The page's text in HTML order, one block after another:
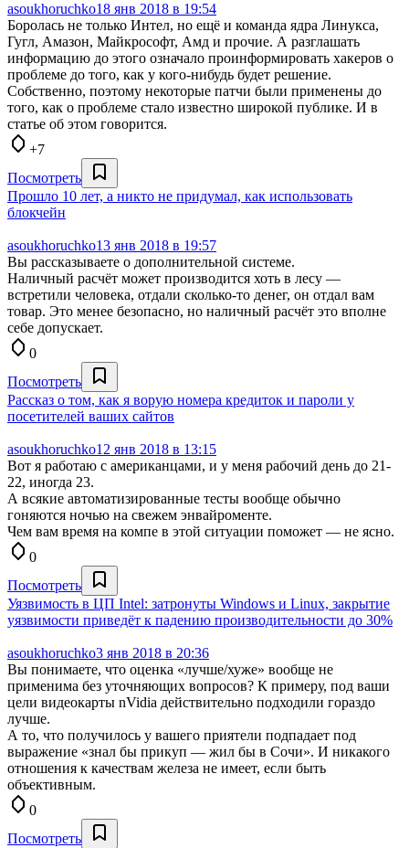
asoukhoruchko18 янв 2018 в 19:54
Боролась не только Интел, но ещё и команда ядра Линукса,
Гугл, Амазон, Майкрософт, Амд и прочие. А разглашать
информацию до этого означало проинформировать хакеров о
проблеме до того, как у кого-нибудь будет решение.
Собственно, поэтому некоторые патчи были применены до
того, как о проблеме стало известно широкой публике. И в
статье об этом говорится.
+7
Посмотреть
Прошло 10 лет, а никто не придумал, как использовать
блокчейн
asoukhoruchko13 янв 2018 в 19:57
Вы рассказываете о дополнительной системе.
Наличный расчёт может производится хоть в лесу —
встретили человека, отдали сколько-то денег, он отдал вам
товар. Это менее безопасно, но наличный расчёт это вполне
себе допускает.
0
Посмотреть
Рассказ о том, как я ворую номера кредиток и пароли у
посетителей ваших сайтов
asoukhoruchko12 янв 2018 в 13:15
Вот я работаю с американцами, и у меня рабочий день до 21-
22, иногда 23.
А всякие автоматизированные тесты вообще обычно
гоняются ночью на свежем энвайроменте.
Чем вам время на компе в этой ситуации поможет — не ясно.
0
Посмотреть
Уязвимость в ЦП Intel: затронуты Windows и Linux, закрытие
уязвимости приведёт к падению производительности до 30%
asoukhoruchko3 янв 2018 в 20:36
Вы понимаете, что оценка «лучше/хуже» вообще не
применима без уточняющих вопросов? К примеру, под ваши
цели видеокарты nVidia действительно подходили гораздо
лучше.
А то, что получилось у вашего приятели подпадает под
выражение «знал бы прикуп — жил бы в Сочи». И никакого
отношения к качествам железа не имеет, если быть
объективным.
0
Посмотреть